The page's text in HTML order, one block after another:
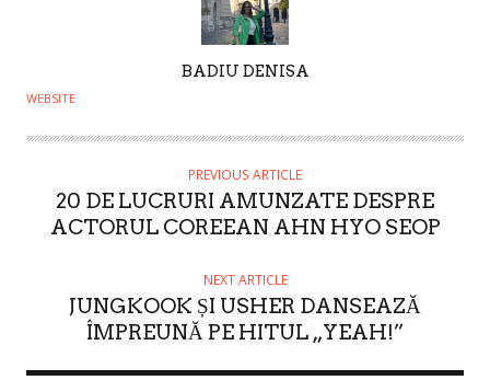
U
H
BADIU DENISA
WEBSITE
PREVIOUS ARTICLE
20 DE LUCRURI AMUNZATE DESPRE
ACTORUL COREEAN AHN HYO SEOP
NEXT ARTICLE
JUNGKOOK ȘI USHER DANSEAZĂ
ÎMPREUNĂ PE HITUL „YEAH!”